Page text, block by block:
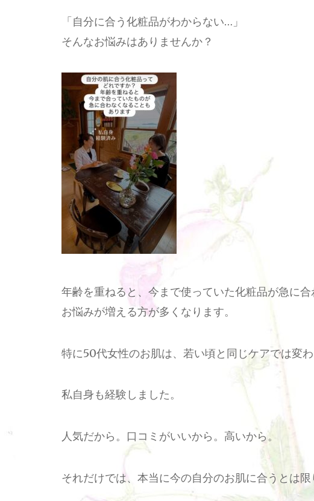
「自分に合う化粧品がわからない…」
そんなお悩みはありませんか？
年齢を重ねると、今まで使っていた化粧品が急に
お悩みが増える方が多くなります。
特に50代女性のお肌は、若い頃と同じケアでは変わ
私自身も経験しました。
人気だから。口コミがいいから。高いから。
それだけでは、本当に今の自分のお肌に合うとは限